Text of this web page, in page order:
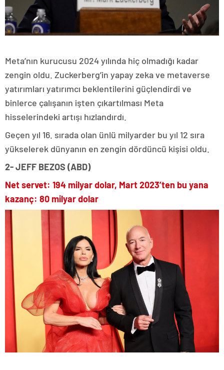
Meta’nın kurucusu 2024 yılında hiç olmadığı kadar
zengin oldu. Zuckerberg’in yapay zeka ve metaverse
yatırımları yatırımcı beklentilerini güçlendirdi ve
binlerce çalışanın işten çıkartılması Meta
hisselerindeki artışı hızlandırdı.
Geçen yıl 16. sırada olan ünlü milyarder bu yıl 12 sıra
yükselerek dünyanın en zengin dördüncü kişisi oldu.
2- JEFF BEZOS (ABD)
Net servet: 194 milyar dolar, Mart 2023’ten bu yana
kazanç: 80 milyar dolar